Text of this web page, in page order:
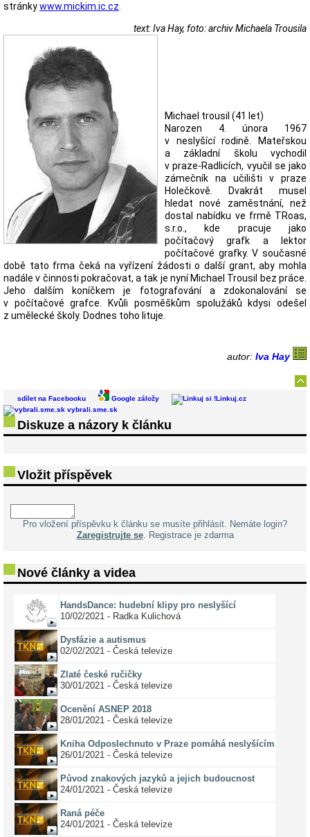
stránkywww.mickim.ic.cz
text: Iva Hay, foto: archiv Michaela Trousila
Michael trousil (41 let)
Narozen 4. února 1967
v neslyšící rodině. Mateřskou
a základní školu vychodil
v praze-Radlicích, vyučil se jako
zámečník na učilišti v praze
Holečkově. Dvakrát musel
hledat nové zaměstnání, než
dostal nabídku ve frmě TRoas,
s.r.o., kde pracuje jako
počítačový grafk a lektor
počítačové grafky. V současné
době tato frma čeká na vyřízení žádosti o další grant, aby mohla
nadále v činnosti pokračovat, a tak je nyní Michael Trousil bez práce.
Jeho dalším koníčkem je fotografování a zdokonalování se
v počítačové grafce. Kvůli posměškům spolužáků kdysi odešel
z umělecké školy. Dodnes toho lituje.
autor: Iva Hay
sdílet na Facebooku Google záložy
Linkuj.cz
vybrali.sme.sk
Diskuze a názory k článku
Vložit příspěvek
Pro vložení příspěvku k článku se musíte přihlásit. Nemáte login?
Zaregistrujte se. Registrace je zdarma
Nové články a videa
HandsDance: hudební klipy pro neslyšící
10/02/2021 - Radka Kulichová
Dysfázie a autismus
02/02/2021 - Česká televize
Zlaté české ručičky
30/01/2021 - Česká televize
Ocenění ASNEP 2018
28/01/2021 - Česká televize
Kniha Odposlechnuto v Praze pomáhá neslyšícím
26/01/2021 - Česká televize
Původ znakových jazyků a jejich budoucnost
24/01/2021 - Česká televize
Raná péče
24/01/2021 - Česká televize